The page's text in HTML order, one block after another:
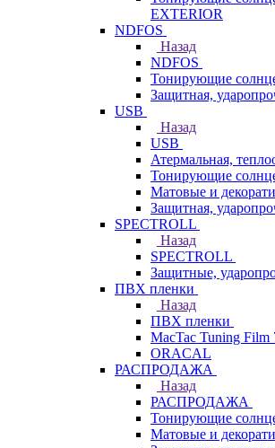
EXTERIOR
NDFOS
Назад
NDFOS
Тонирующие
Защитная,
USB
Назад
USB
Атермальная,
Тонирующие
Матовые и
Защитная,
SPECTROLL
Назад
SPECTROLL
Защитные,
ПВХ пленки
Назад
ПВХ пленки
MacTac Tuning Film
ORACAL
РАСПРОДАЖА
Назад
РАСПРОДАЖА
Тонирующие
Матовые и